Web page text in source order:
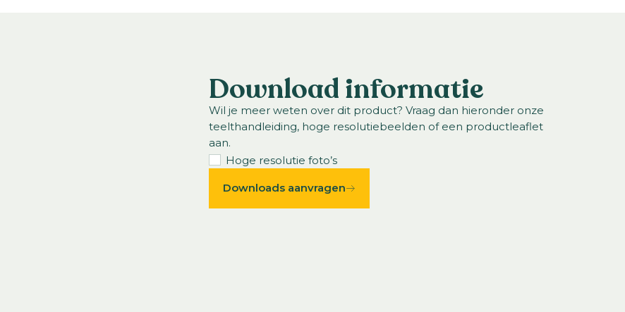
Download informatie
Wil je meer weten over dit product? Vraag dan hieronder onze
teelthandleiding, hoge resolutiebeelden of een productleaflet
aan.
Hoge resolutie foto’s
Downloads aanvragen